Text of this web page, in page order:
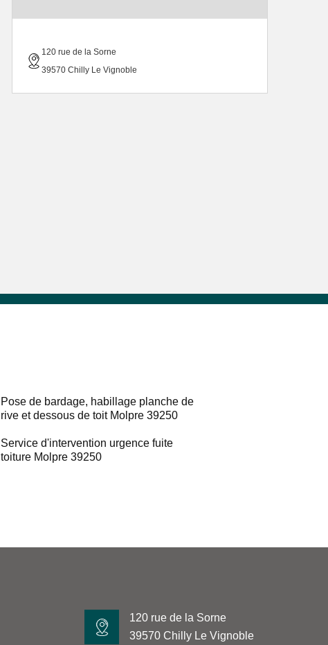
120 rue de la Sorne
39570 Chilly Le Vignoble
Pose de bardage, habillage planche de
rive et dessous de toit Molpre 39250
Service d'intervention urgence fuite
toiture Molpre 39250
120 rue de la Sorne
39570 Chilly Le Vignoble